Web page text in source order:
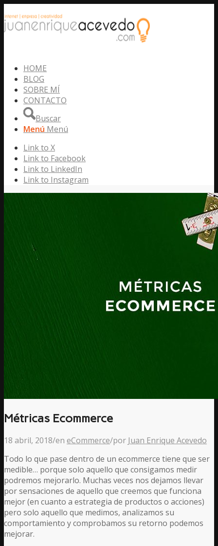
HOME
BLOG
SOBRE MÍ
CONTACTO
Buscar
Menú Menú
Link to X
Link to Facebook
Link to LinkedIn
Link to Instagram
Métricas Ecommerce
18 abril, 2018/en eCommerce/por Juan Enrique Acevedo
Todo lo que pase dentro de un ecommerce tiene que ser
medible… porque solo aquello que consigamos medir
podremos mejorarlo. Muchas veces nos dejamos llevar
por sensaciones de aquello que creemos que funciona
mejor (en cuanto a estrategia de productos o acciones)
pero solo aquello que medimos, analizamos su
comportamiento y comprobamos su retorno podemos
mejorar.